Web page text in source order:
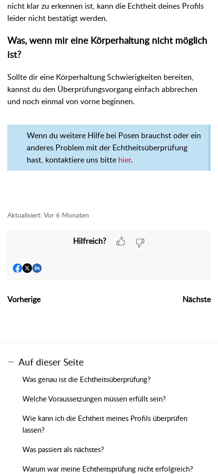
nicht klar zu erkennen ist, kann die Echtheit deines Profils
leider nicht bestätigt werden.
Was, wenn mir eine Körperhaltung nicht möglich
ist?
Sollte dir eine Körperhaltung Schwierigkeiten bereiten,
kannst du den Überprüfungsvorgang einfach abbrechen
und noch einmal von vorne beginnen.
Wenn du weitere Hilfe bei Posen brauchst oder ein
anderes Problem mit der Echtheitsüberprüfung
hast, kontaktiere uns bitte hier.
Aktualisiert: Vor 6 Monaten
Hilfreich?
Vorherige Nächste
Auf dieser Seite
Was genau ist die Echtheitsüberprüfung?
Welche Voraussetzungen müssen erfüllt sein?
Wie kann ich die Echtheit meines Profils überprüfen
lassen?
Was passiert als nächstes?
Warum war meine Echtheitsprüfung nicht erfolgreich?